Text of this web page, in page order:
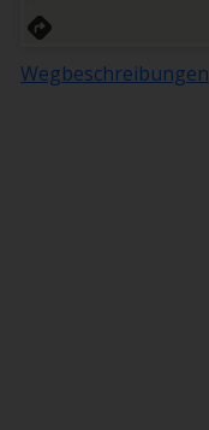
Wegbeschreibungen